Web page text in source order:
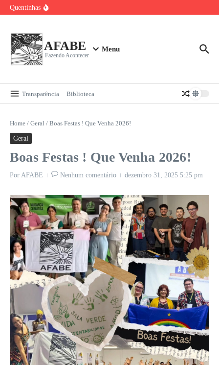
Ir para o conteúdo
Quentinhas
Baile Carnavalesco da Pessoa Idosa 2026
AFABE
Fazendo Acontecer
Menu
Transparência Biblioteca
Home / Geral / Boas Festas ! Que Venha 2026!
Geral
Boas Festas ! Que Venha 2026!
Por AFABE Nenhum comentário dezembro 31, 2025 5:25 pm